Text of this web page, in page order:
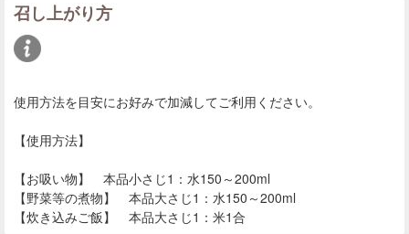
召し上がり方
使用方法を目安にお好みで加減してご利用ください。
【使用方法】
【お吸い物】 本品小さじ1：水150～200ml
【野菜等の煮物】 本品大さじ1：水150～200ml
【炊き込みご飯】 本品大さじ1：米1合